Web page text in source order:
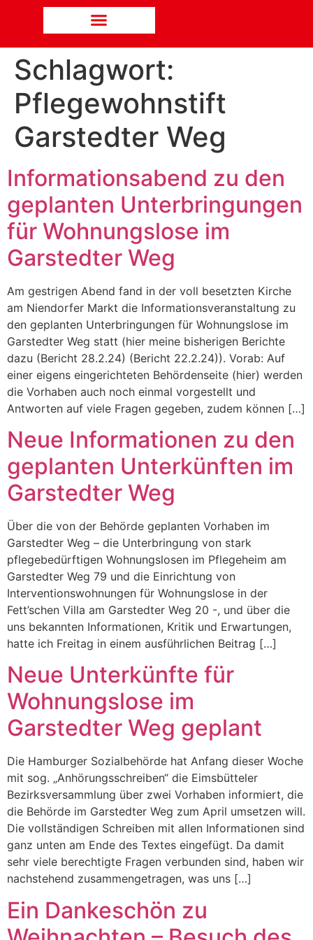
Schlagwort:
Pflegewohnstift
Garstedter Weg
Informationsabend zu den
geplanten Unterbringungen
für Wohnungslose im
Garstedter Weg
Am gestrigen Abend fand in der voll besetzten Kirche
am Niendorfer Markt die Informationsveranstaltung zu
den geplanten Unterbringungen für Wohnungslose im
Garstedter Weg statt (hier meine bisherigen Berichte
dazu (Bericht 28.2.24) (Bericht 22.2.24)). Vorab: Auf
einer eigens eingerichteten Behördenseite (hier) werden
die Vorhaben auch noch einmal vorgestellt und
Antworten auf viele Fragen gegeben, zudem können […]
Neue Informationen zu den
geplanten Unterkünften im
Garstedter Weg
Über die von der Behörde geplanten Vorhaben im
Garstedter Weg – die Unterbringung von stark
pflegebedürftigen Wohnungslosen im Pflegeheim am
Garstedter Weg 79 und die Einrichtung von
Interventionswohnungen für Wohnungslose in der
Fett’schen Villa am Garstedter Weg 20 -, und über die
uns bekannten Informationen, Kritik und Erwartungen,
hatte ich Freitag in einem ausführlichen Beitrag […]
Neue Unterkünfte für
Wohnungslose im
Garstedter Weg geplant
Die Hamburger Sozialbehörde hat Anfang dieser Woche
mit sog. „Anhörungsschreiben“ die Eimsbütteler
Bezirksversammlung über zwei Vorhaben informiert, die
die Behörde im Garstedter Weg zum April umsetzen will.
Die vollständigen Schreiben mit allen Informationen sind
ganz unten am Ende des Textes eingefügt. Da damit
sehr viele berechtigte Fragen verbunden sind, haben wir
nachstehend zusammengetragen, was uns […]
Ein Dankeschön zu